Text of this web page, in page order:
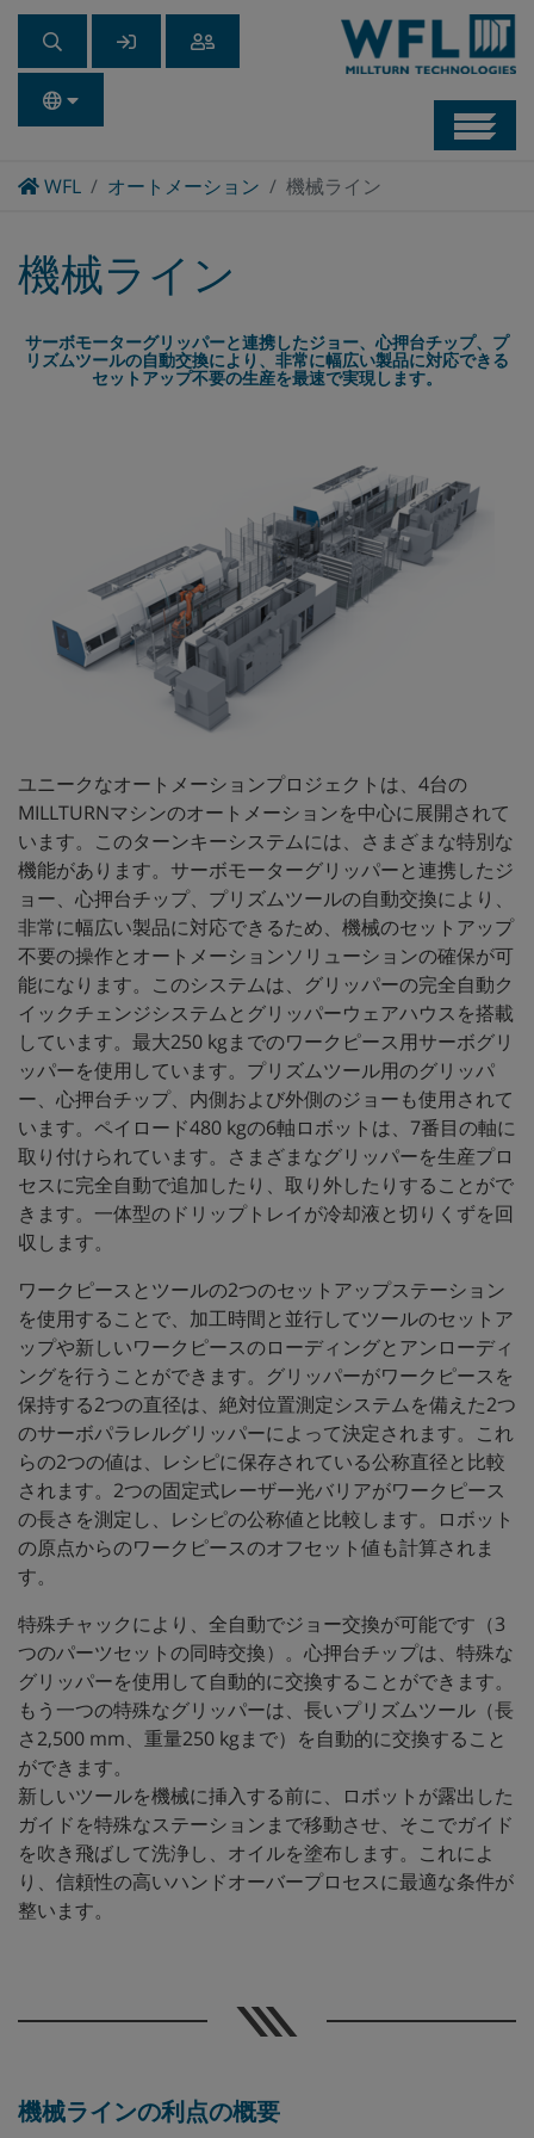
WFLHomeオートメーション 機械ライン
機械ライン
サーボモーターグリッパーと連携したジョー、心押台チップ、プ
リズムツールの自動交換により、非常に幅広い製品に対応できる
セットアップ不要の生産を最速で実現します。
ユニークなオートメーションプロジェクトは、4台の
MILLTURNマシンのオートメーションを中心に展開されて
います。このターンキーシステムには、さまざまな特別な
機能があります。サーボモーターグリッパーと連携したジ
ョー、心押台チップ、プリズムツールの自動交換により、
非常に幅広い製品に対応できるため、機械のセットアップ
不要の操作とオートメーションソリューションの確保が可
能になります。このシステムは、グリッパーの完全自動ク
イックチェンジシステムとグリッパーウェアハウスを搭載
しています。最大250 kgまでのワークピース用サーボグリ
ッパーを使用しています。プリズムツール用のグリッパ
ー、心押台チップ、内側および外側のジョーも使用されて
います。ペイロード480 kgの6軸ロボットは、7番目の軸に
取り付けられています。さまざまなグリッパーを生産プロ
セスに完全自動で追加したり、取り外したりすることがで
きます。一体型のドリップトレイが冷却液と切りくずを回
収します。
ワークピースとツールの2つのセットアップステーション
を使用することで、加工時間と並行してツールのセットア
ップや新しいワークピースのローディングとアンローディ
ングを行うことができます。グリッパーがワークピースを
保持する2つの直径は、絶対位置測定システムを備えた2つ
のサーボパラレルグリッパーによって決定されます。これ
らの2つの値は、レシピに保存されている公称直径と比較
されます。2つの固定式レーザー光バリアがワークピース
の長さを測定し、レシピの公称値と比較します。ロボット
の原点からのワークピースのオフセット値も計算されま
す。
特殊チャックにより、全自動でジョー交換が可能です（3
つのパーツセットの同時交換）。心押台チップは、特殊な
グリッパーを使用して自動的に交換することができます。
もう一つの特殊なグリッパーは、長いプリズムツール（長
さ2,500 mm、重量250 kgまで）を自動的に交換すること
ができます。
新しいツールを機械に挿入する前に、ロボットが露出した
ガイドを特殊なステーションまで移動させ、そこでガイド
を吹き飛ばして洗浄し、オイルを塗布します。これによ
り、信頼性の高いハンドオーバープロセスに最適な条件が
整います。
機械ラインの利点の概要